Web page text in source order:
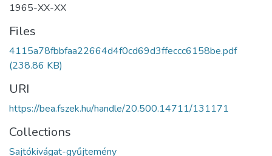
1965-XX-XX
Files
4115a78fbbfaa22664d4f0cd69d3ffeccc6158be.pdf
(238.86 KB)
URI
https://bea.fszek.hu/handle/20.500.14711/131171
Collections
Sajtókivágat-gyűjtemény